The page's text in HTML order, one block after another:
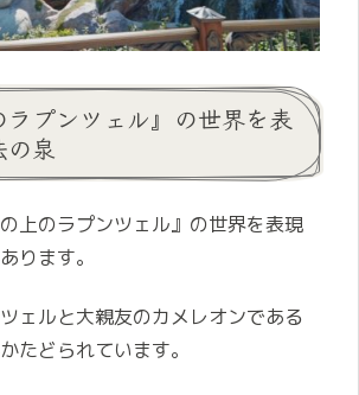
ラプンツェル』の世界を表
泉
上のラプンツェル』の世界を表現
ります。
ェルと大親友のカメレオンである
たどられています。